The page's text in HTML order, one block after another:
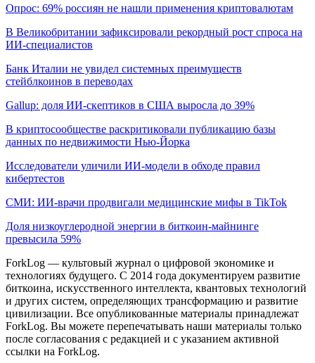
Опрос: 69% россиян не нашли применения криптовалютам
В Великобритании зафиксировали рекордный рост спроса на
ИИ-специалистов
Банк Италии не увидел системных преимуществ
стейблкоинов в переводах
Gallup: доля ИИ-скептиков в США выросла до 39%
В криптосообществе раскритиковали публикацию базы
данных по недвижимости Нью-Йорка
Исследователи уличили ИИ-модели в обходе правил
кибертестов
СМИ: ИИ-врачи продвигали медицинские мифы в TikTok
Доля низкоуглеродной энергии в биткоин-майнинге
превысила 59%
ForkLog — культовый журнал о цифровой экономике и
технологиях будущего. С 2014 года документируем развитие
биткоина, искусственного интеллекта, квантовых технологий
и других систем, определяющих трансформацию и развитие
цивилизации. Все опубликованные материалы принадлежат
ForkLog. Вы можете перепечатывать наши материалы только
после согласования с редакцией и с указанием активной
ссылки на ForkLog.